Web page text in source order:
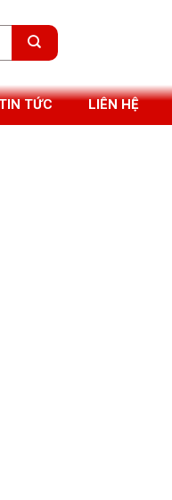
TỨC LIÊN HỆ